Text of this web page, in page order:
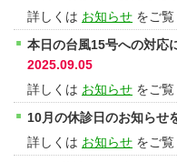
詳しくは お知らせ をご覧
本日の台風15号への対応
2025.09.05
詳しくは お知らせ をご覧
10月の休診日のお知らせ
詳しくは お知らせ をご覧